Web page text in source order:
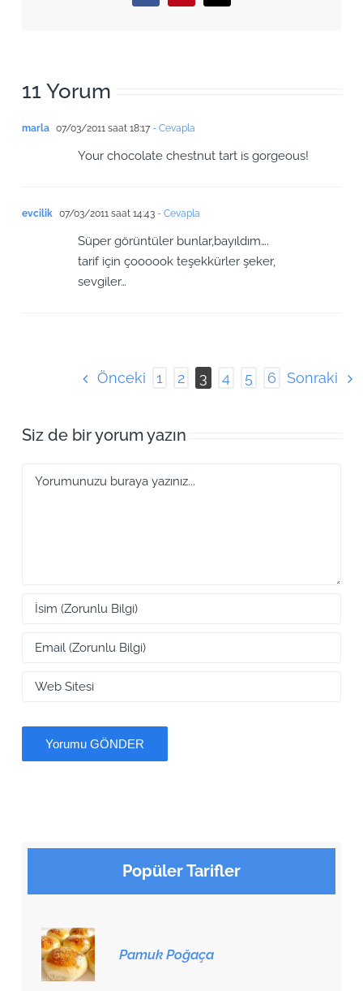
11 Yorum
marla 07/03/2011 saat 18:17- Cevapla
Your chocolate chestnut tart is gorgeous!
evcilik 07/03/2011 saat 14:43- Cevapla
Süper görüntüler bunlar,bayıldım….
tarif için çoooook teşekkürler şeker,
sevgiler…
Önceki 1 2 3 4 5 6 Sonraki
Siz de bir yorum yazın
Popüler Tarifler
Pamuk Poğaça